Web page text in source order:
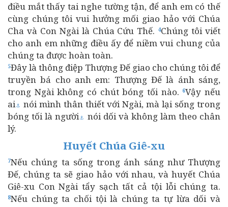
điều mắt thấy tai nghe tường tận, để anh em có thế
cùng chúng tôi vui hưởng mối giao hảo với Chúa
Cha và Con Ngài là Chúa Cứu Thế. 4Chúng tôi viết
cho anh em những điều ấy để niềm vui chung của
chúng ta được hoàn toàn.
5Đây là thông điệp Thượng Đế giao cho chúng tôi để
truyền bá cho anh em: Thượng Đế là ánh sáng,
trong Ngài không có chút bóng tối nào. 6Vậy nếu
ai⚓ nói mình thân thiết với Ngài, mà lại sống trong
bóng tối là người⚓ nói dối và không làm theo chân
lý.
Huyết Chúa Giê-xu
7Nếu chúng ta sống trong ánh sáng như Thượng
Đế, chúng ta sẽ giao hảo với nhau, và huyết Chúa
Giê-xu Con Ngài tẩy sạch tất cả tội lỗi chúng ta.
8Nếu chúng ta chối tội là chúng ta tự lừa dối và